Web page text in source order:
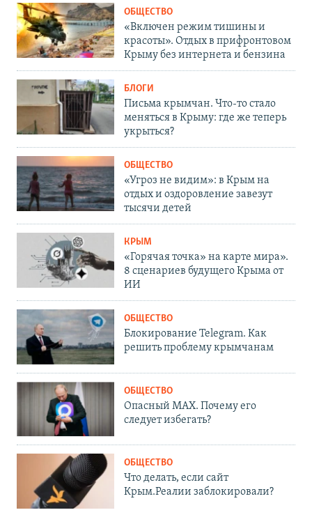
ОБЩЕСТВО
«Включен режим тишины и
красоты». Отдых в прифронтовом
Крыму без интернета и бензина
БЛОГИ
Письма крымчан. Что-то стало
меняться в Крыму: где же теперь
укрыться?
ОБЩЕСТВО
«Угроз не видим»: в Крым на
отдых и оздоровление завезут
тысячи детей
КРЫМ
«Горячая точка» на карте мира».
8 сценариев будущего Крыма от
ИИ
ОБЩЕСТВО
Блокирование Telegram. Как
решить проблему крымчанам
ОБЩЕСТВО
Опасный MAX. Почему его
следует избегать?
ОБЩЕСТВО
Что делать, если сайт
Крым.Реалии заблокировали?